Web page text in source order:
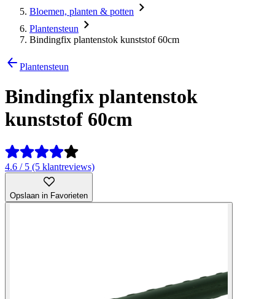
Bloemen, planten & potten
Plantensteun
Bindingfix plantenstok kunststof 60cm
Plantensteun
Bindingfix plantenstok
kunststof 60cm
4.6 / 5 (5 klantreviews)
Opslaan in Favorieten